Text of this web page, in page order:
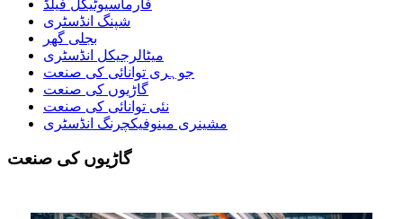
فارماسیوٹیکل فیلڈ
شپنگ انڈسٹری
بجلی گھر
میٹالرجیکل انڈسٹری
جوہری توانائی کی صنعت
گاڑیوں کی صنعت
نئی توانائی کی صنعت
مشینری مینوفیکچرنگ انڈسٹری
گاڑیوں کی صنعت